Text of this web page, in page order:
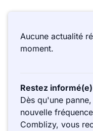
Aucune actualité
moment.
Restez informé(e)
Dès qu'une
nouvelle
Comblizy, vous